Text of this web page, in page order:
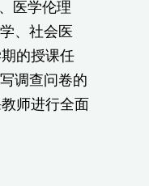
医学伦理
、社会医
的授课任
调查问卷的
师进行全面